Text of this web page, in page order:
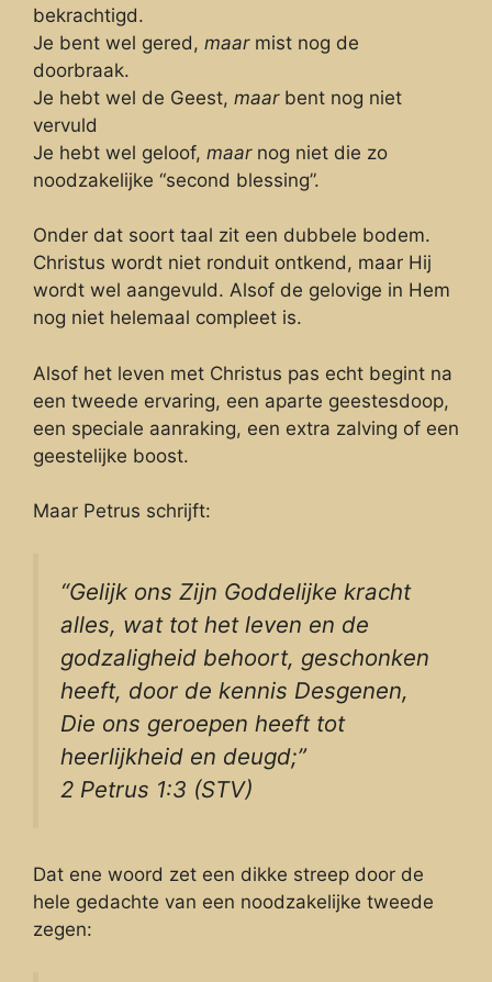
bekrachtigd.
Je bent wel gered, maarmist nog de
doorbraak.
Je hebt wel de Geest, maarbent nog niet
vervuld
Je hebt wel geloof, maarnog niet die zo
noodzakelijke “second blessing”.
Onder dat soort taal zit een dubbele bodem.
Christus wordt niet ronduit ontkend, maar Hij
wordt wel aangevuld. Alsof de gelovige in Hem
nog niet helemaal compleet is.
Alsof het leven met Christus pas echt begint na
een tweede ervaring, een aparte geestesdoop,
een speciale aanraking, een extra zalving of een
geestelijke boost.
Maar Petrus schrijft:
“Gelijk ons Zijn Goddelijke kracht
alles, wat tot het leven en de
godzaligheid behoort, geschonken
heeft, door de kennis Desgenen,
Die ons geroepen heeft tot
heerlijkheid en deugd;”
2 Petrus 1:3 (STV)
Dat ene woord zet een dikke streep door de
hele gedachte van een noodzakelijke tweede
zegen: